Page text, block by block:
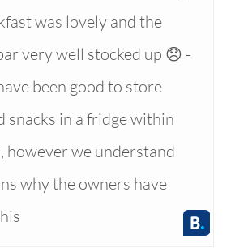
was lovely and the
very well stocked up 😞 -
been good to store
snacks in a fridge within
however we understand
why the owners have